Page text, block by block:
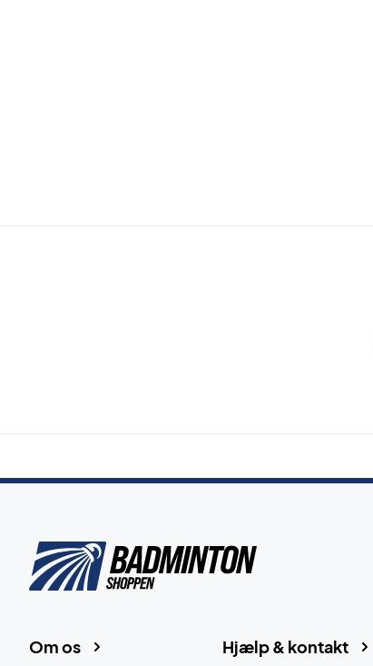
Hjælp & kontakt
Om os